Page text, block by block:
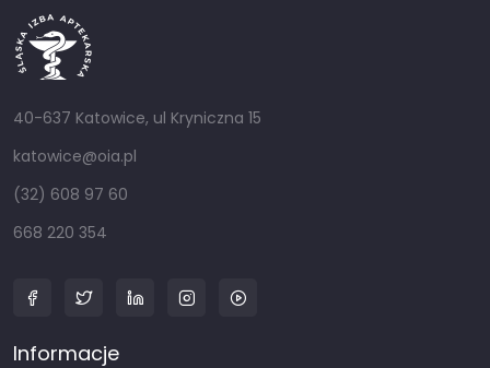
40-637 Katowice, ul Kryniczna 15
katowice@oia.pl
(32) 608 97 60
668 220 354
Informacje